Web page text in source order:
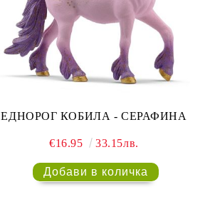
ЕДНОРОГ КОБИЛА - СЕРАФИНА
€16.95 33.15лв.